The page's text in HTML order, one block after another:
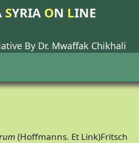
SYRIA ON LINE
By Dr. Mwaffak Chikhali
(Hoffmanns. Et Link)Fritsch